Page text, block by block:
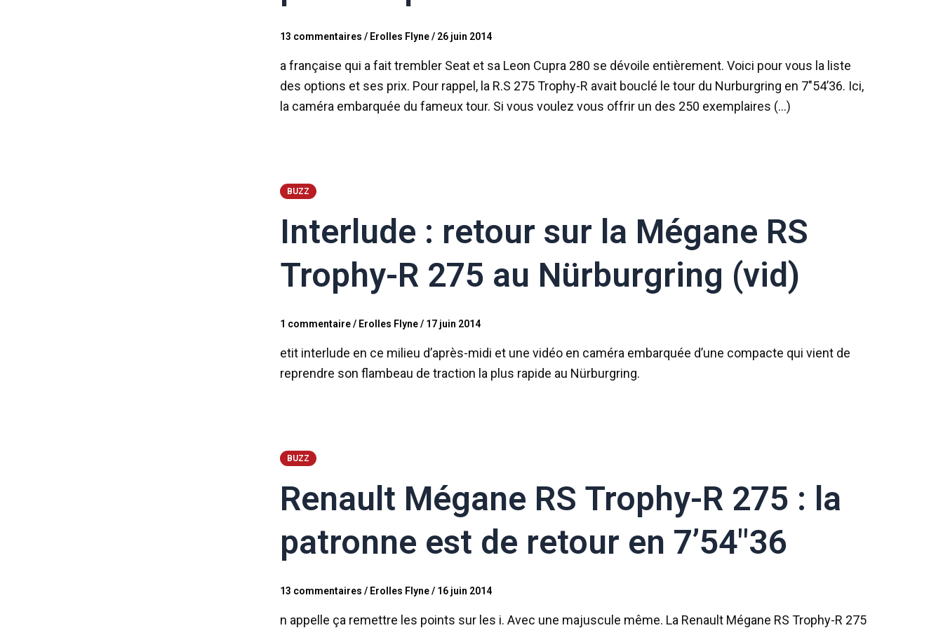
13 commentaires / Erolles Flyne/ 26 juin 2014
a française qui a fait trembler Seat et sa Leon Cupra 280 se dévoile entièrement. Voici pour vous la liste
des options et ses prix. Pour rappel, la R.S 275 Trophy-R avait bouclé le tour du Nurburgring en 7″54’36. Ici,
la caméra embarquée du fameux tour. Si vous voulez vous offrir un des 250 exemplaires (…)
BUZZ
Interlude : retour sur la Mégane RS
Trophy-R 275 au Nürburgring (vid)
1 commentaire/ Erolles Flyne/ 17 juin 2014
etit interlude en ce milieu d’après-midi et une vidéo en caméra embarquée d’une compacte qui vient de
reprendre son flambeau de traction la plus rapide au Nürburgring.
BUZZ
Renault Mégane RS Trophy-R 275 : la
patronne est de retour en 7’54″36
13 commentaires / Erolles Flyne/ 16 juin 2014
n appelle ça remettre les points sur les i. Avec une majuscule même. La Renault Mégane RS Trophy-R 275